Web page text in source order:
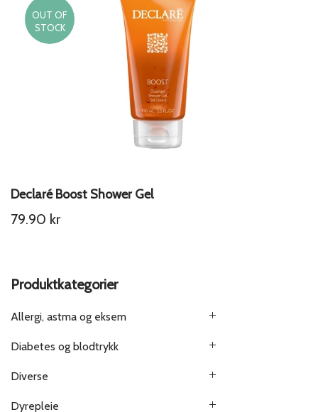
OUT OF
STOCK
Declaré Boost Shower Gel
79.90 kr
Produktkategorier
Allergi, astma og eksem
Diabetes og blodtrykk
Diverse
Dyrepleie